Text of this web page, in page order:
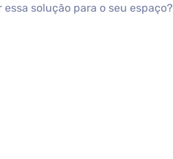
solução para o seu espaço?